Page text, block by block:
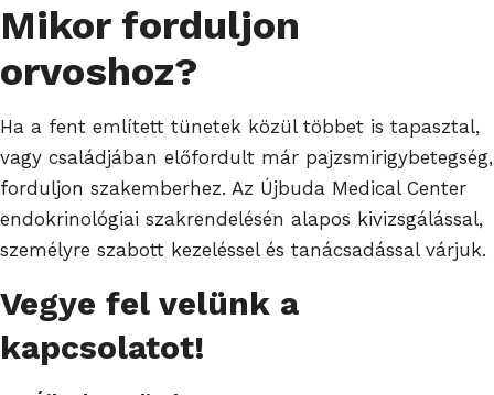
Mikor forduljon
orvoshoz?
Ha a fent említett tünetek közül többet is tapasztal,
vagy családjában előfordult már pajzsmirigybetegség,
forduljon szakemberhez. Az Újbuda Medical Center
endokrinológiai szakrendelésén alapos kivizsgálással,
személyre szabott kezeléssel és tanácsadással várjuk.
Vegye fel velünk a
kapcsolatot!